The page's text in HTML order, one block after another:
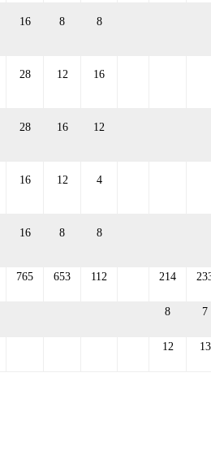
16 8 8
28 12 16
28 16 12
16 12 4
16 8 8
765 653 112 214
8 7
12 13